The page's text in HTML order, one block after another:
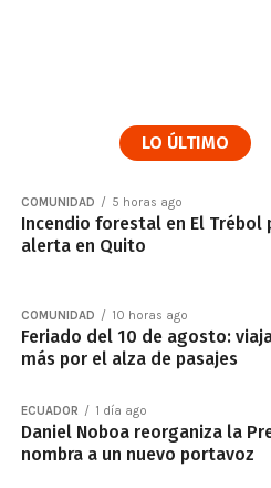
LO ÚLTIMO
COMUNIDAD 5 horas ago
Incendio forestal en El Trébol
alerta en Quito
COMUNIDAD 10 horas ago
Feriado del 10 de agosto:
más por el alza de pasajes
ECUADOR 1 día ago
Daniel Noboa reorganiza la
nombra a un nuevo portavoz